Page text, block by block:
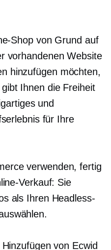
Shop von Grund auf
vorhandenen Website
hinzufügen möchten,
Ihnen die Freiheit
und
für Ihre
verwenden,fertig
Verkauf: Sie
als Ihren Headless-
von Ecwid